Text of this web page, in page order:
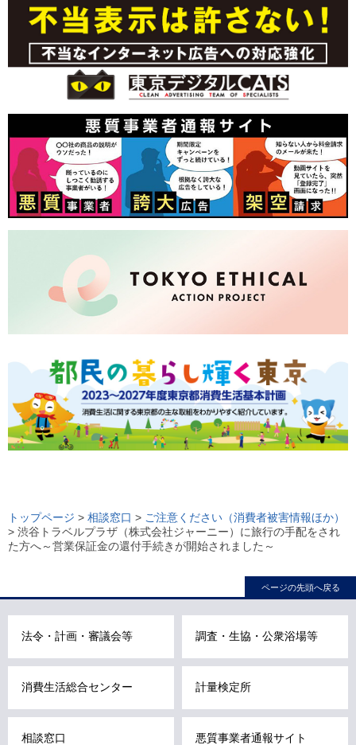
ー
カ
ル
ビ
こ
ま
す
トップページ > 相談窓口 > ご注意ください（消費者被害情報ほか）
> 渋谷トラベルプラザ（株式会社ジャーニー）に旅行の手配をされ
た方へ～営業保証金の還付手続きが開始されました～
ページの先頭へ戻る
法令・計画・審議会等 調査・生協・公衆浴場等
消費生活総合センター 計量検定所
相談窓口 悪質事業者通報サイト